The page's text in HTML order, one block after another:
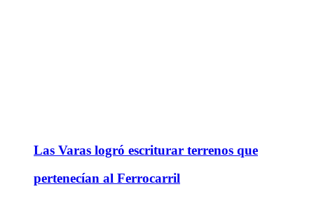
Las Varas logró escriturar terrenos que
pertenecían al Ferrocarril